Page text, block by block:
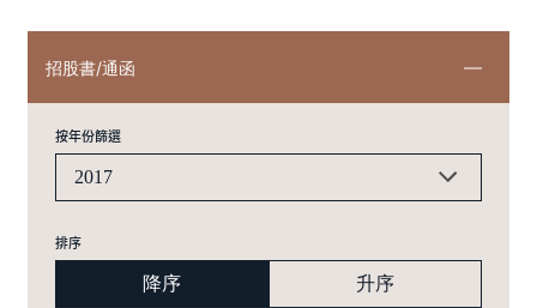
招股書/通函
按年份篩選
2017
排序
降序 升序